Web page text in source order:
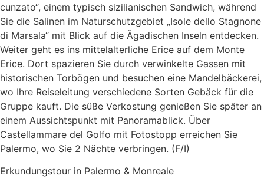
cunzato“, einem typisch sizilianischen Sandwich, während
Sie die Salinen im Naturschutzgebiet „Isole dello Stagnone
di Marsala“ mit Blick auf die Ägadischen Inseln entdecken.
Weiter geht es ins mittelalterliche Erice auf dem Monte
Erice. Dort spazieren Sie durch verwinkelte Gassen mit
historischen Torbögen und besuchen eine Mandelbäckerei,
wo Ihre Reiseleitung verschiedene Sorten Gebäck für die
Gruppe kauft. Die süße Verkostung genießen Sie später an
einem Aussichtspunkt mit Panoramablick. Über
Castellammare del Golfo mit Fotostopp erreichen Sie
Palermo, wo Sie 2 Nächte verbringen. (F/I)
Erkundungstour in Palermo & Monreale